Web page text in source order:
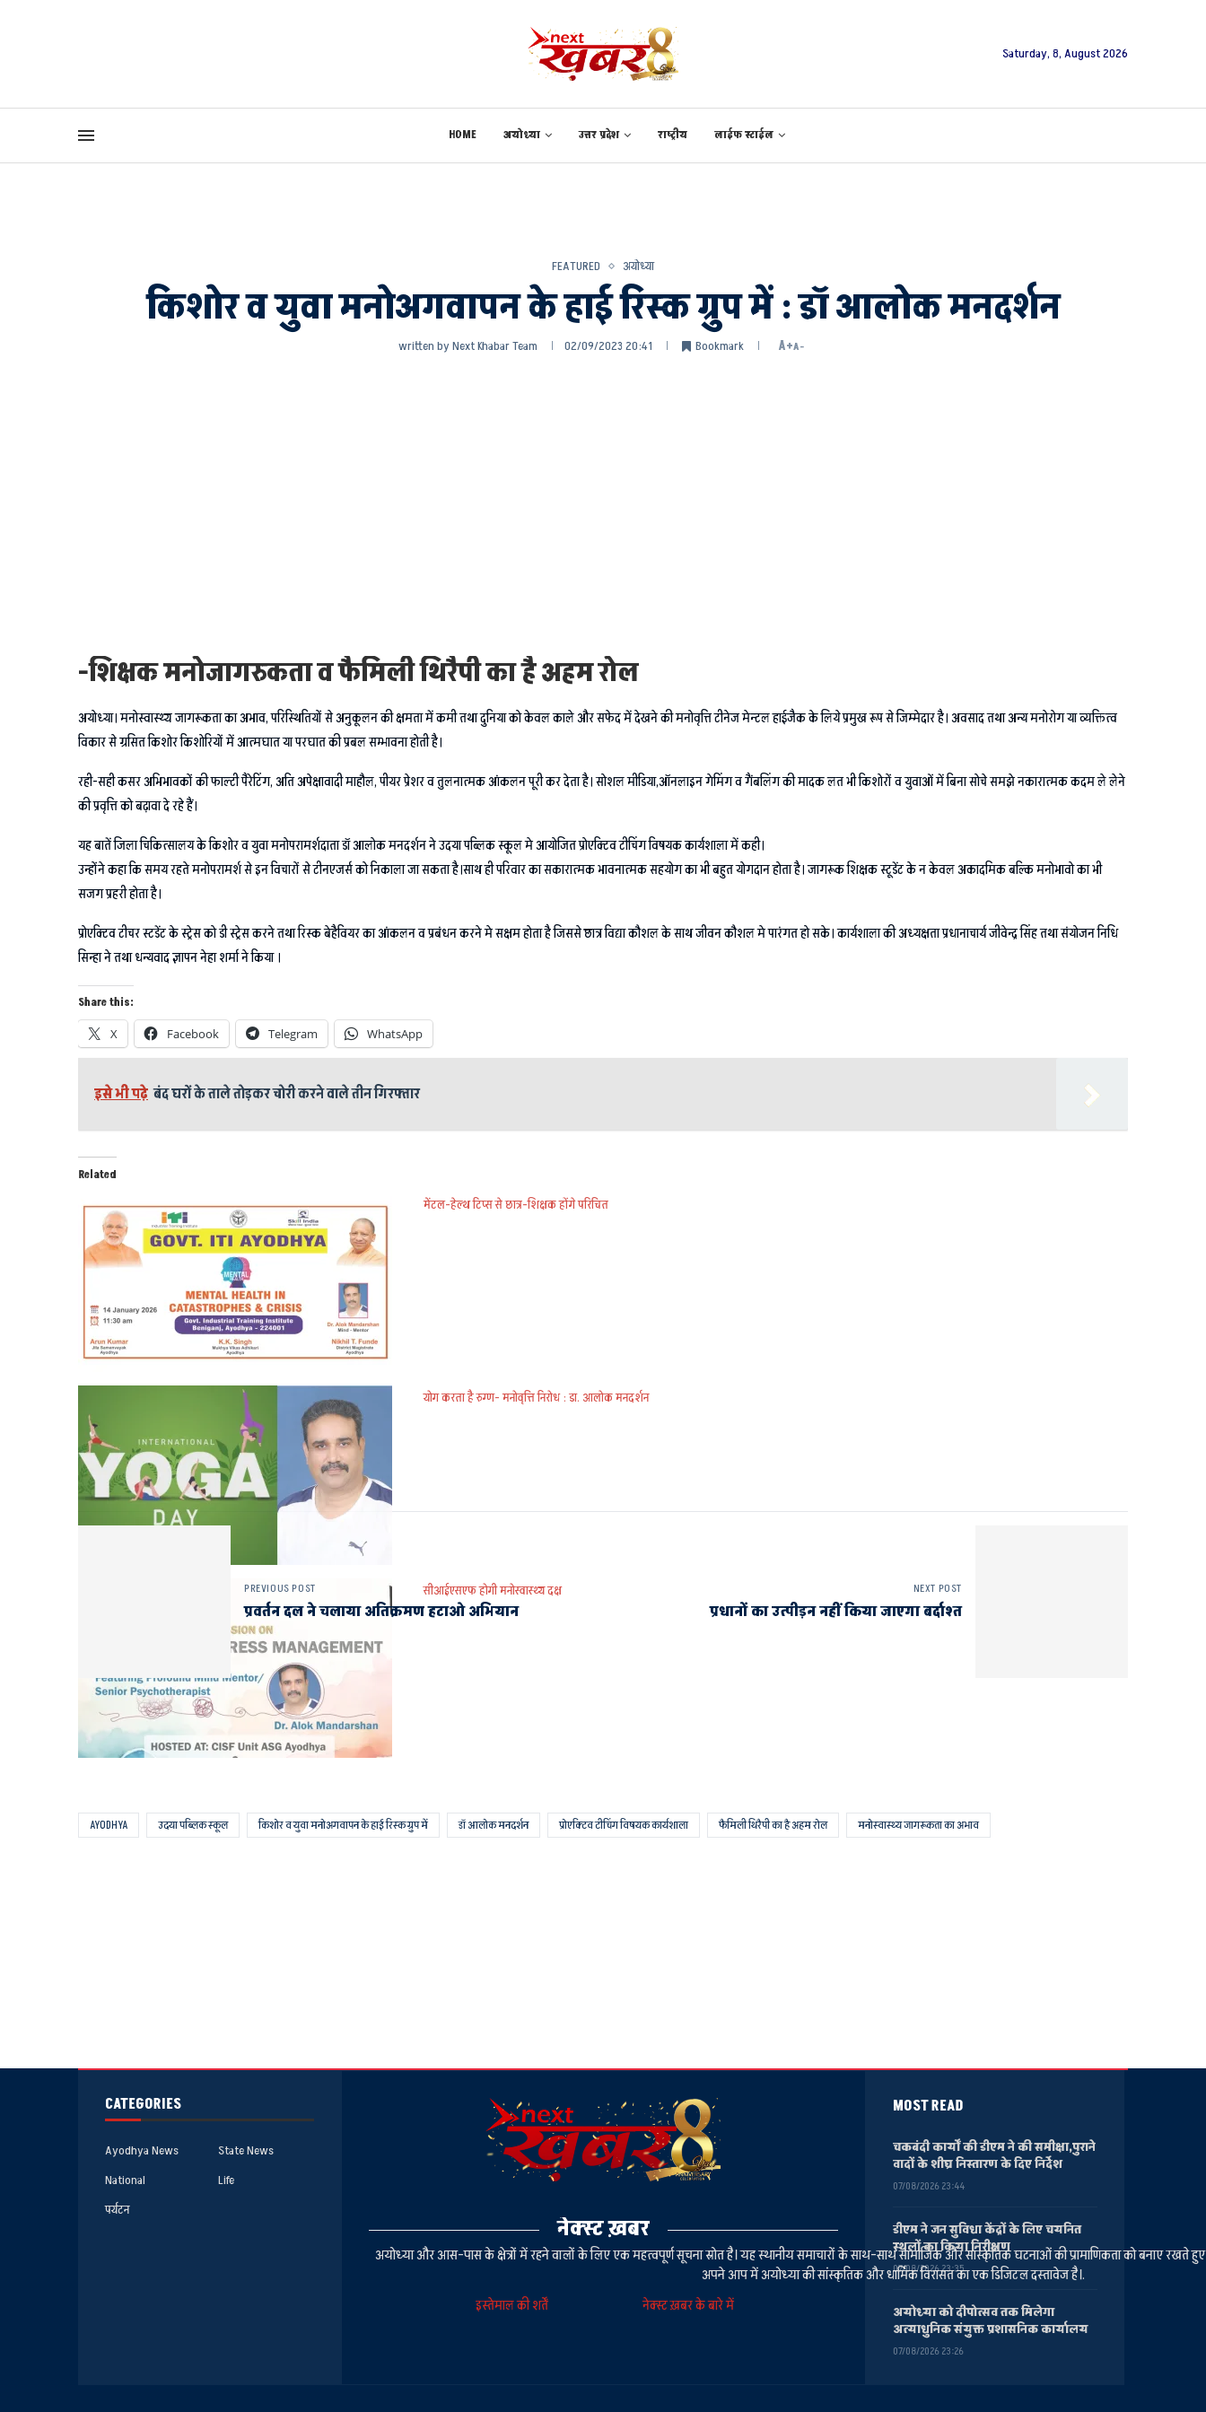
Saturday, 8, August 2026
HOME अयोध्या उत्तर प्रदेश राष्ट्रीय लाईफ स्टाईल
FEATURED अयोध्या
किशोर व युवा मनोअगवापन के हाई रिस्क ग्रुप में : डॉ आलोक मनदर्शन
written byNext Khabar Team 02/09/2023 20:41 Bookmark A+A-
-शिक्षक मनोजागरुकता व फैमिली थिरैपी का है अहम रोल
अयोध्या। मनोस्वास्थ्य जागरूकता का अभाव, परिस्थितियों से अनुकूलन की क्षमता में कमी तथा दुनिया को केवल काले और सफेद में देखने की मनोवृत्ति टीनेज मेन्टल हाईजैक के लिये प्रमुख रूप से जिम्मेदार है। अवसाद तथा अन्य मनोरोग या व्यक्तित्व
विकार से ग्रसित किशोर किशोरियों में आत्मघात या परघात की प्रबल सम्भावना होती है।
रही-सही कसर अभिभावकों की फाल्टी पैरेटिंग, अति अपेक्षावादी माहौल, पीयर प्रेशर व तुलनात्मक आंकलन पूरी कर देता है। सोशल मीडिया,ऑनलाइन गेमिंग व गैंबलिंग की मादक लत भी किशोरों व युवाओं में बिना सोचे समझे नकारात्मक कदम ले लेने
की प्रवृत्ति को बढ़ावा दे रहे हैं।
यह बातें जिला चिकित्सालय के किशोर व युवा मनोपरामर्शदाता डॉ आलोक मनदर्शन ने उदया पब्लिक स्कूल मे आयोजित प्रोएक्टिव टीचिंग विषयक कार्यशाला में कही।
उन्होंने कहा कि समय रहते मनोपरामर्श से इन विचारों से टीनएजर्स को निकाला जा सकता है।साथ ही परिवार का सकारात्मक भावनात्मक सहयोग का भी बहुत योगदान होता है। जागरूक शिक्षक स्टूडेंट के न केवल अकादमिक बल्कि मनोभावो का भी
सजग प्रहरी होता है।
प्रोएक्टिव टीचर स्टडेंट के स्ट्रेस को डी स्ट्रेस करने तथा रिस्क बेहैवियर का आंकलन व प्रबंधन करने मे सक्षम होता है जिससे छात्र विद्या कौशल के साथ जीवन कौशल मे पारंगत हो सके। कार्यशाला की अध्यक्षता प्रधानाचार्य जीवेन्द्र सिंह तथा संयोजन निधि
सिन्हा ने तथा धन्यवाद ज्ञापन नेहा शर्मा ने किया ।
Share this:
X Facebook Telegram WhatsApp
इसे भी पढ़े बंद घरों के ताले तोड़कर चोरी करने वाले तीन गिरफ्तार
Related
मेंटल-हेल्थ टिप्स से छात्र-शिक्षक होंगे परिचित
योग करता है रुग्ण- मनोवृत्ति निरोध : डा. आलोक मनदर्शन
सीआईएसएफ होगी मनोस्वास्थ्य दक्ष
AYODHYA उदया पब्लिक स्कूल किशोर व युवा मनोअगवापन के हाई रिस्क ग्रुप में डॉ आलोक मनदर्शन प्रोएक्टिव टीचिंग विषयक कार्यशाला फैमिली थिरैपी का है अहम रोल मनोस्वास्थ्य जागरूकता का अभाव
PREVIOUS POST
प्रवर्तन दल ने चलाया अतिक्रमण हटाओ अभियान
NEXT POST
प्रधानों का उत्पीड़न नहीं किया जाएगा बर्दाश्त
CATEGORIES
Ayodhya News
State News
National
Life
पर्यटन
नेक्स्ट ख़बर
अयोध्या और आस-पास के क्षेत्रों में रहने वालों के लिए एक महत्वपूर्ण सूचना स्रोत है। यह स्थानीय समाचारों के साथ-साथ सामाजिक और सांस्कृतिक घटनाओं की प्रामाणिकता को बनाए रखते हुए
अपने आप में अयोध्या की सांस्कृतिक और धार्मिक विरासत का एक डिजिटल दस्तावेज है।.
इस्तेमाल की शर्तें नेक्स्ट ख़बर के बारे में
MOST READ
चकबंदी कार्यों की डीएम ने की समीक्षा,पुराने
वादों के शीघ्र निस्तारण के दिए निर्देश
07/08/2026 23:44
डीएम ने जन सुविधा केंद्रों के लिए चयनित
स्थलों का किया निरीक्षण
07/08/2026 23:35
अयोध्या को दीपोत्सव तक मिलेगा
अत्याधुनिक संयुक्त प्रशासनिक कार्यालय
07/08/2026 23:26